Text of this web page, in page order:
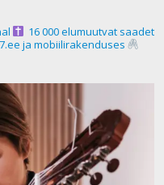
16 000 elumuutvat saadet
ja mobiilirakenduses